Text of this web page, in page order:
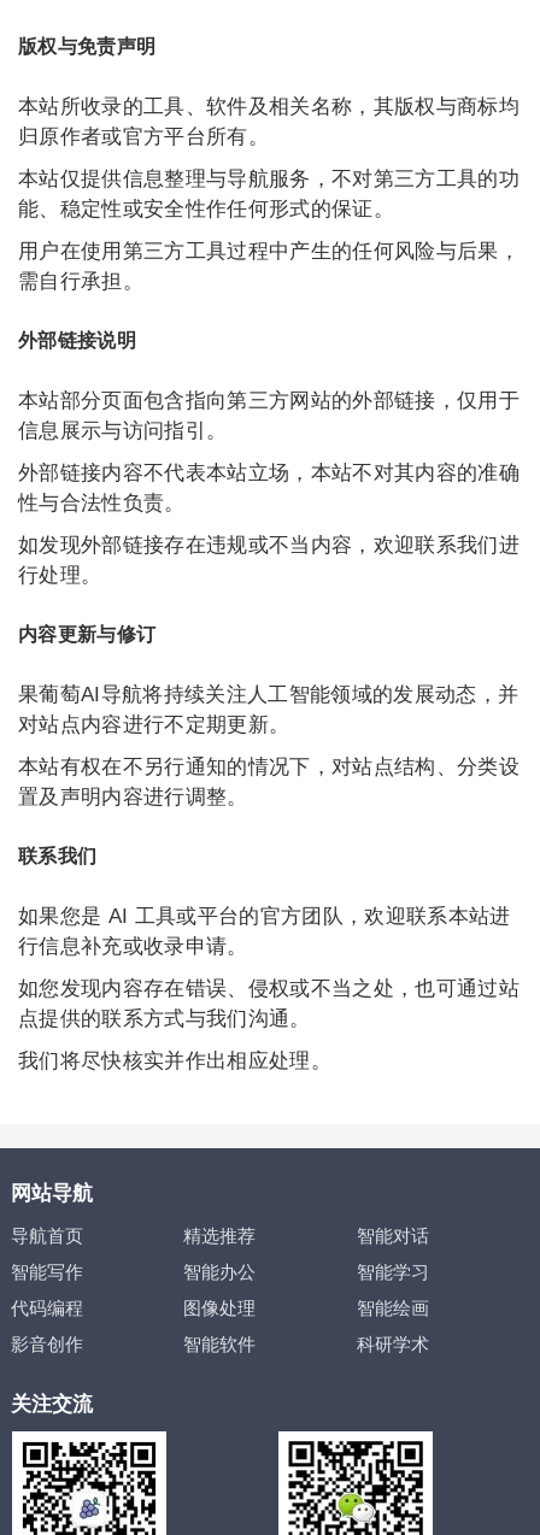
版权与免责声明
本站所收录的工具、软件及相关名称，其版权与商标均
归原作者或官方平台所有。
本站仅提供信息整理与导航服务，不对第三方工具的功
能、稳定性或安全性作任何形式的保证。
用户在使用第三方工具过程中产生的任何风险与后果，
需自行承担。
外部链接说明
本站部分页面包含指向第三方网站的外部链接，仅用于
信息展示与访问指引。
外部链接内容不代表本站立场，本站不对其内容的准确
性与合法性负责。
如发现外部链接存在违规或不当内容，欢迎联系我们进
行处理。
内容更新与修订
果葡萄AI导航将持续关注人工智能领域的发展动态，并
对站点内容进行不定期更新。
本站有权在不另行通知的情况下，对站点结构、分类设
置及声明内容进行调整。
联系我们
如果您是 AI 工具或平台的官方团队，欢迎联系本站进
行信息补充或收录申请。
如您发现内容存在错误、侵权或不当之处，也可通过站
点提供的联系方式与我们沟通。
我们将尽快核实并作出相应处理。
网站导航
导航首页 精选推荐
智能对话
智能写作
智能办公
智能学习
代码编程
图像处理
智能绘画
影音创作
智能软件 科研学术
关注交流